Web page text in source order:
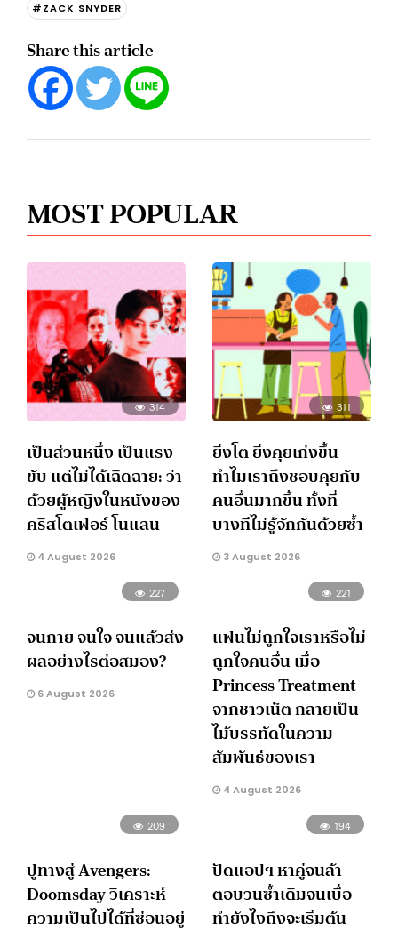
#ZACK SNYDER
Share this article
MOST POPULAR
314
เป็นส่วนหนึ่ง เป็นแรง
ขับ แต่ไม่ได้เฉิดฉาย: ว่า
ด้วยผู้หญิงในหนังของ
คริสโตเฟอร์ โนแลน
4 August 2026
311
ยิ่งโต ยิ่งคุยเก่งขึ้น
ทำไมเราถึงชอบคุยกับ
คนอื่นมากขึ้น ทั้งที่
บางทีไม่รู้จักกันด้วยซ้ำ
3 August 2026
227
จนกาย จนใจ จนแล้วส่ง
ผลอย่างไรต่อสมอง?
6 August 2026
221
แฟนไม่ถูกใจเราหรือไม่
ถูกใจคนอื่น เมื่อ
Princess Treatment
จากชาวเน็ต กลายเป็น
ไม้บรรทัดในความ
สัมพันธ์ของเรา
4 August 2026
209
ปูทางสู่ Avengers:
Doomsday วิเคราะห์
ความเป็นไปได้ที่ซ่อนอยู่
194
ปัดแอปฯ หาคู่จนล้า
ตอบวนซ้ำเดิมจนเบื่อ
ทำยังไงถึงจะเริ่มต้น